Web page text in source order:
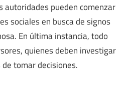
autoridades pueden comenzar
sociales en busca de signos
En última instancia, todo
quienes deben investigar
tomar decisiones.